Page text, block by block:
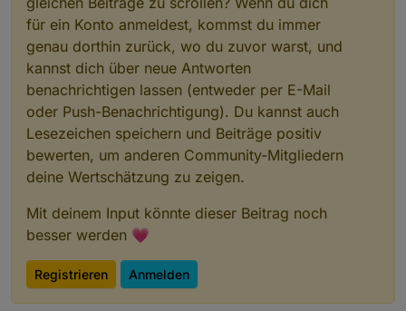
für ein Konto anmeldest, kommst du immer
genau dorthin zurück, wo du zuvor warst, und
kannst dich über neue Antworten
benachrichtigen lassen (entweder per E-Mail
oder Push-Benachrichtigung). Du kannst auch
Lesezeichen speichern und Beiträge positiv
bewerten, um anderen Community-Mitgliedern
deine Wertschätzung zu zeigen.
Mit deinem Input könnte dieser Beitrag noch
besser werden 💗
Registrieren Anmelden